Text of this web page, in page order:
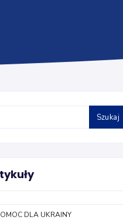
Szukaj
DLA UKRAINY